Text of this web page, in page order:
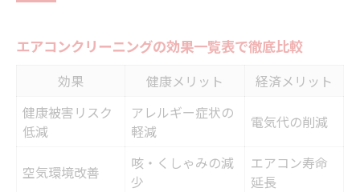
ング
健康被害リスクとクリーニング頻度の関係
症状別エアコンクリーニング必要度早見表
法
エアコンクリーニングの効果一覧表で徹底比較
効果 健康メリット
経済メリット
健康被害リスク
低減
アレルギー症状の
軽減
電気代の削減
空気環境改善
咳・くしゃみの減
少
エアコン寿命
延長